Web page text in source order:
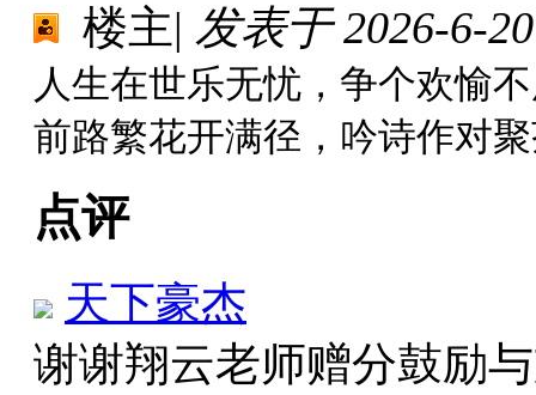
楼主| 发表于 2026-6-
人生在世乐无忧，争个欢愉
前路繁花开满径，吟诗作对
点评
天下豪杰
谢谢翔云老师赠分鼓励